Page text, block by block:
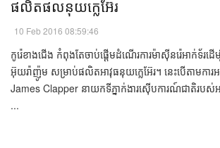
ផលិតផល​នុយក្លេអ៊ែរ​​
10 Feb 2016 08:59:46
កូរ៉េខាងជើង​ ​កំពុង​តែ​ចាប់​ផ្ដើម​ដំណើរ​ការ​ម៉ាស៊ីន​រ៉េអាក់ទ័រ​ដ
អ៊ុយរ៉ាញ៉ូម ​សម្រាប់​​ផលិត​អាវុធ​នុយក្លេអ៊ែរ​។ នេះ​បើ​តាម​កា
James Clapper ​នាយក​ទីភ្នាក់ងារ​ស៊ើបការណ៍​​ជាតិ​របស់​អា
...